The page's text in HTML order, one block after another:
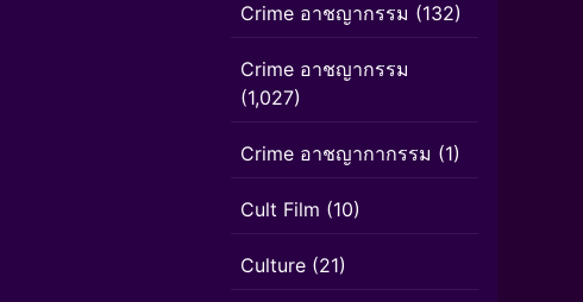
Crime อาชญากรรม (132)
Crime อาชญากรรม
(1,027)
Crime อาชญากากรรม (1)
Cult Film (10)
Culture (21)